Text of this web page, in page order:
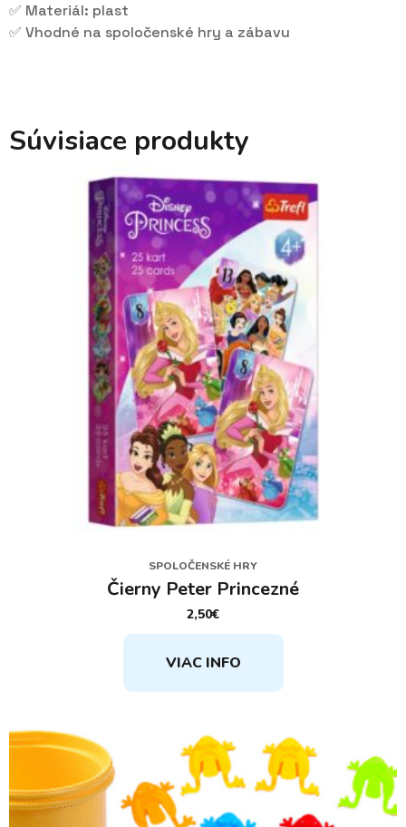
✅ Materiál: plast
✅ Vhodné na spoločenské hry a zábavu
Súvisiace produkty
SPOLOČENSKÉ HRY
Čierny Peter Princezné
2,50€
VIAC INFO